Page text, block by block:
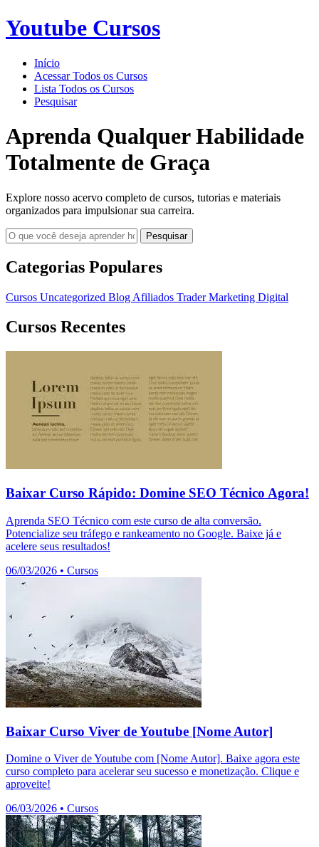
Youtube Cursos
Início
Acessar Todos os Cursos
Lista Todos os Cursos
Pesquisar
Aprenda Qualquer Habilidade
Totalmente de Graça
Explore nosso acervo completo de cursos, tutorias e materiais
organizados para impulsionar sua carreira.
Pesquisar
Categorias Populares
Cursos Uncategorized Blog Afiliados TraderMarketing Digital
Cursos Recentes
Baixar Curso Rápido: Domine SEO Técnico Agora!
Aprenda SEO Técnico com este curso de alta conversão.
Potencialize seu tráfego e rankeamento no Google. Baixe já e
acelere seus resultados!
06/03/2026 • Cursos
Baixar Curso Viver de Youtube [Nome Autor]
Domine o Viver de Youtube com [Nome Autor]. Baixe agora este
curso completo para acelerar seu sucesso e monetização. Clique e
aproveite!
06/03/2026 • Cursos